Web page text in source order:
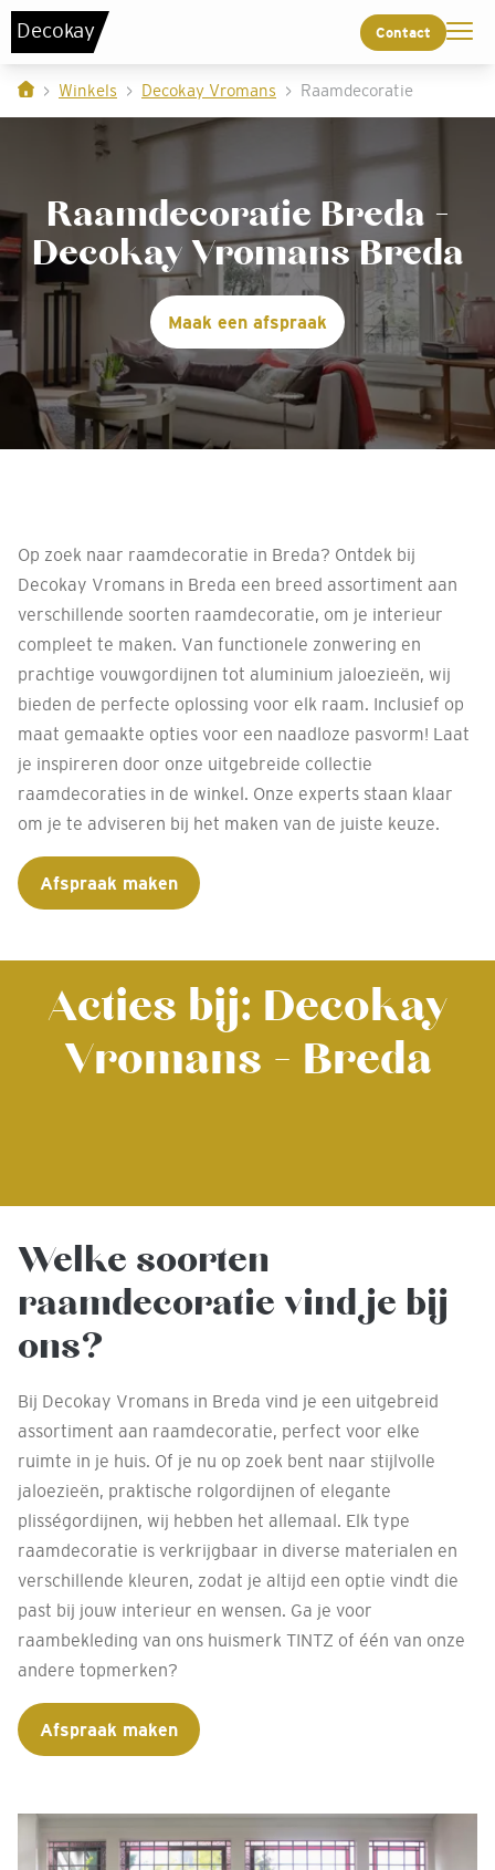
Decokay Contact
Winkels Decokay Vromans Raamdecoratie
Raamdecoratie Breda -
Decokay Vromans Breda
Maak een afspraak
Op zoek naar raamdecoratie in Breda? Ontdek bij
Decokay Vromans in Breda een breed assortiment aan
verschillende soorten raamdecoratie, om je interieur
compleet te maken. Van functionele zonwering en
prachtige vouwgordijnen tot aluminium jaloezieën, wij
bieden de perfecte oplossing voor elk raam. Inclusief op
maat gemaakte opties voor een naadloze pasvorm! Laat
je inspireren door onze uitgebreide collectie
raamdecoraties in de winkel. Onze experts staan klaar
om je te adviseren bij het maken van de juiste keuze.
Afspraak maken
Acties bij: Decokay
Vromans - Breda
Welke soorten
raamdecoratie vind je bij
ons?
Bij Decokay Vromans in Breda vind je een uitgebreid
assortiment aan raamdecoratie, perfect voor elke
ruimte in je huis. Of je nu op zoek bent naar stijlvolle
jaloezieën, praktische rolgordijnen of elegante
plisségordijnen, wij hebben het allemaal. Elk type
raamdecoratie is verkrijgbaar in diverse materialen en
verschillende kleuren, zodat je altijd een optie vindt die
past bij jouw interieur en wensen. Ga je voor
raambekleding van ons huismerk TINTZ of één van onze
andere topmerken?
Afspraak maken